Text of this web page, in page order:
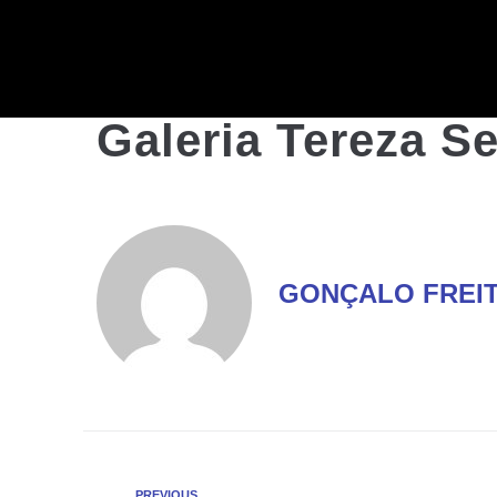
Galeria Tereza
GONÇALO